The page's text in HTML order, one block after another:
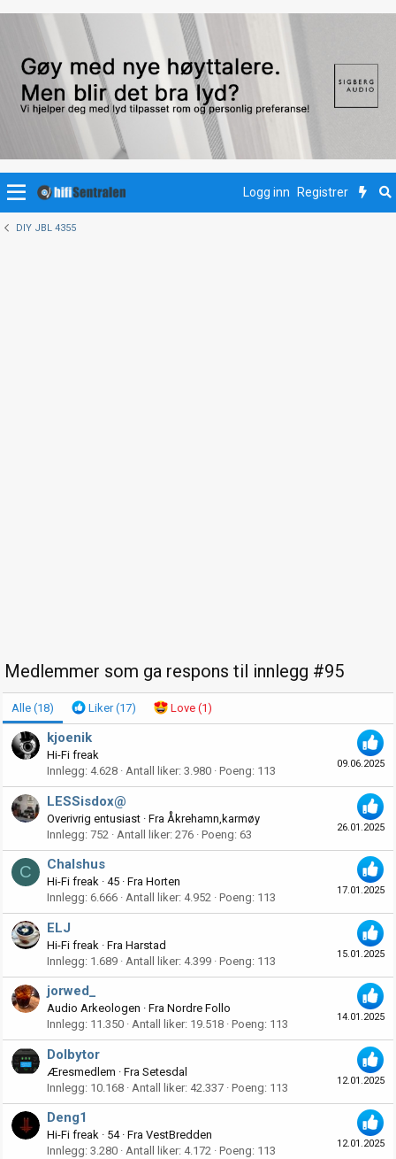
Logg inn Registrer
DIY JBL 4355
Medlemmer som ga respons til innlegg #95
Alle (18) Liker(17) Love (1)
09.06.2025
kjoenik
Hi-Fi freak
Innlegg 4.628 Antall liker 3.980 Poeng 113
26.01.2025
LESSisdox@
Overivrig entusiast · Fra Åkrehamn,karmøy
Innlegg 752 Antall liker 276 Poeng 63
C
17.01.2025
Chalshus
Hi-Fi freak · 45 · Fra Horten
Innlegg 6.666 Antall liker 4.952 Poeng 113
15.01.2025
ELJ
Hi-Fi freak · Fra Harstad
Innlegg 1.689 Antall liker 4.399 Poeng 113
14.01.2025
jorwed_
Audio Arkeologen · Fra Nordre Follo
Innlegg 11.350 Antall liker 19.518 Poeng 113
12.01.2025
Dolbytor
Æresmedlem · Fra Setesdal
Innlegg 10.168 Antall liker 42.337 Poeng 113
12.01.2025
Deng1
Hi-Fi freak · 54 · Fra VestBredden
Innlegg 3.280 Antall liker 4.172 Poeng 113